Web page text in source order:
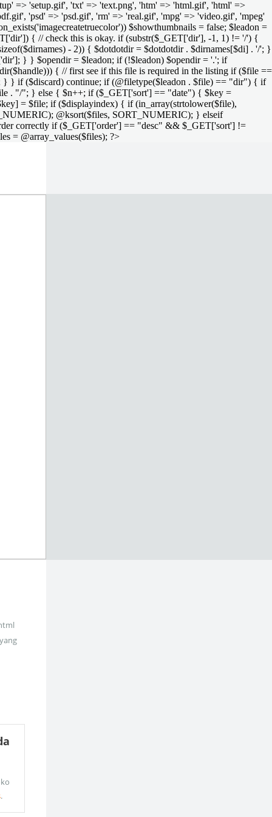
=> 'setup.gif', 'txt' => 'text.png', 'htm' => 'html.gif', 'html' =>
'psd' => 'psd.gif', 'rm' => 'real.gif', 'mpg' => 'video.gif', 'mpeg'
$showthumbnails = false; $leadon =
{ // check this is okay. if (substr($_GET['dir'], -1, 1) != '/') {
- 2)) { $dotdotdir = $dotdotdir . $dirnames[$di] . '/'; }
} } $opendir = $leadon; if (!$leadon) $opendir = '.'; if
{ // first see if this file is required in the listing if ($file ==
} } if ($discard) continue; if (@filetype($leadon . $file) == "dir") { if
. "/"; } else { $n++; if ($_GET['sort'] == "date") { $key =
= $file; if ($displayindex) { if (in_array(strtolower($file),
@ksort($files, SORT_NUMERIC); } elseif
correctly if ($_GET['order'] == "desc" && $_GET['sort'] !=
= @array_values($files); ?>
.